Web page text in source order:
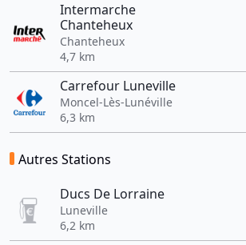
Intermarche
Chanteheux
Chanteheux
4,7 km
Carrefour Luneville
Moncel-Lès-Lunéville
6,3 km
Autres Stations
Ducs De Lorraine
Luneville
6,2 km